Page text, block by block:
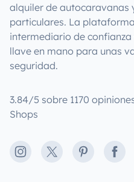
alquiler de autocaravanas
particulares. La
intermediario de
llave en mano para unas
seguridad.
3.84/5 sobre 1170
Shops
Instagram
X Pinterest